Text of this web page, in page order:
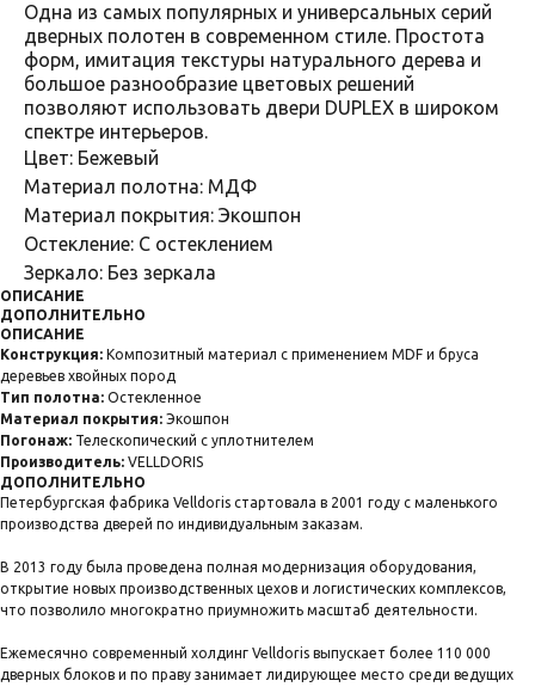
Одна из самых популярных и универсальных серий
дверных полотен в современном стиле. Простота
форм, имитация текстуры натурального дерева и
большое разнообразие цветовых решений
позволяют использовать двери DUPLEX в широком
спектре интерьеров.
Цвет: Бежевый
Материал полотна: МДФ
Материал покрытия: Экошпон
Остекление: С остеклением
Зеркало: Без зеркала
ОПИСАНИЕ
ДОПОЛНИТЕЛЬНО
ОПИСАНИЕ
Конструкция: Композитный материал с применением MDF и бруса
деревьев хвойных пород
Тип полотна: Остекленное
Материал покрытия: Экошпон
Погонаж: Телескопический с уплотнителем
Производитель: VELLDORIS
ДОПОЛНИТЕЛЬНО
Петербургская фабрика Velldoris стартовала в 2001 году с маленького
производства дверей по индивидуальным заказам.
В 2013 году была проведена полная модернизация оборудования,
открытие новых производственных цехов и логистических комплексов,
что позволило многократно приумножить масштаб деятельности.
Ежемесячно современный холдинг Velldoris выпускает более 110 000
дверных блоков и по праву занимает лидирующее место среди ведущих